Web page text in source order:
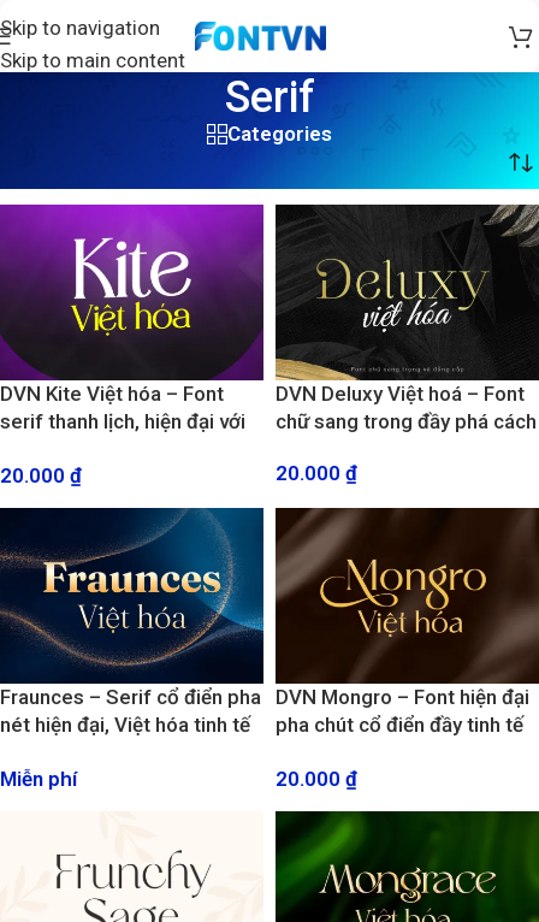
Skip to navigation
Skip to main content
Serif
Categories
DVN Kite Việt hóa – Font
serif thanh lịch, hiện đại với
20.000 ₫
DVN Deluxy Việt hoá – Font
chữ sang trong đầy phá cách
20.000 ₫
Fraunces – Serif cổ điển pha
nét hiện đại, Việt hóa tinh tế
Miễn phí
DVN Mongro – Font hiện đại
pha chút cổ điển đầy tinh tế
đẹp mắt
20.000 ₫